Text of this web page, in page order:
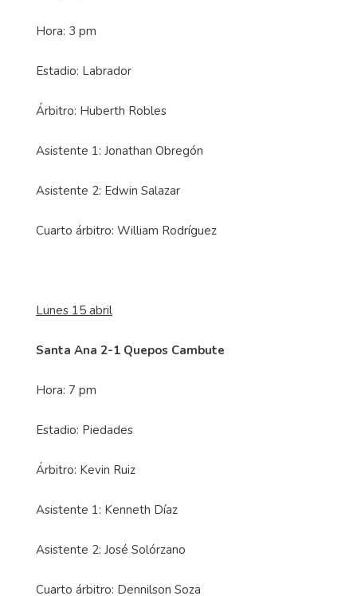
Hora: 3 pm
Estadio: Labrador
Árbitro: Huberth Robles
Asistente 1: Jonathan Obregón
Asistente 2: Edwin Salazar
Cuarto árbitro: William Rodríguez
Lunes 15 abril
Santa Ana 2-1 Quepos Cambute
Hora: 7 pm
Estadio: Piedades
Árbitro: Kevin Ruiz
Asistente 1: Kenneth Díaz
Asistente 2: José Solórzano
Cuarto árbitro: Dennilson Soza